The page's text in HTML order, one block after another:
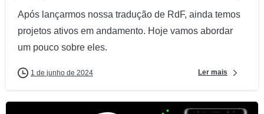
Após lançarmos nossa tradução de RdF, ainda temos
projetos ativos em andamento. Hoje vamos abordar
um pouco sobre eles.
1 de junho de 2024 Ler mais